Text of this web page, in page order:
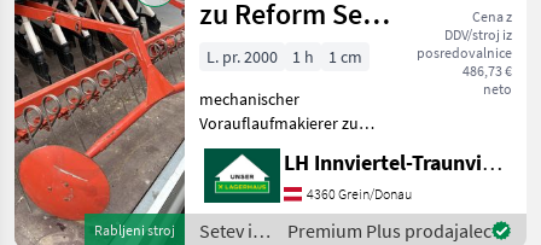
Rabljeni stroj
zu Reform Semo
100
Cena z
DDV/stroj iz
posredovalnice
486,73 €
neto
L. pr. 2000 1 h
1 cm
mechanischer
Vorauflaufmakierer zu
Reform Semo 100,
Betätigung über
Fahrgassenschaltung,
einstellbar auf
LH Innviertel-Traunviertel-Urfahr
4360 Grein/Donau
Setev in
Premium Plus prodajalec